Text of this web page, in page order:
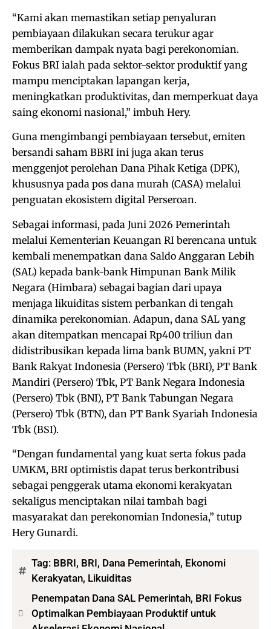
“Kami akan memastikan setiap penyaluran
pembiayaan dilakukan secara terukur agar
memberikan dampak nyata bagi perekonomian.
Fokus BRI ialah pada sektor-sektor produktif yang
mampu menciptakan lapangan kerja,
meningkatkan produktivitas, dan memperkuat daya
saing ekonomi nasional,” imbuh Hery.
Guna mengimbangi pembiayaan tersebut, emiten
bersandi saham BBRI ini juga akan terus
menggenjot perolehan Dana Pihak Ketiga (DPK),
khususnya pada pos dana murah (CASA) melalui
penguatan ekosistem digital Perseroan.
Sebagai informasi, pada Juni 2026 Pemerintah
melalui Kementerian Keuangan RI berencana untuk
kembali menempatkan dana Saldo Anggaran Lebih
(SAL) kepada bank-bank Himpunan Bank Milik
Negara (Himbara) sebagai bagian dari upaya
menjaga likuiditas sistem perbankan di tengah
dinamika perekonomian. Adapun, dana SAL yang
akan ditempatkan mencapai Rp400 triliun dan
didistribusikan kepada lima bank BUMN, yakni PT
Bank Rakyat Indonesia (Persero) Tbk (BRI), PT Bank
Mandiri (Persero) Tbk, PT Bank Negara Indonesia
(Persero) Tbk (BNI), PT Bank Tabungan Negara
(Persero) Tbk (BTN), dan PT Bank Syariah Indonesia
Tbk (BSI).
“Dengan fundamental yang kuat serta fokus pada
UMKM, BRI optimistis dapat terus berkontribusi
sebagai penggerak utama ekonomi kerakyatan
sekaligus menciptakan nilai tambah bagi
masyarakat dan perekonomian Indonesia,” tutup
Hery Gunardi.
Tag: BBRI, BRI, Dana Pemerintah, Ekonomi
Kerakyatan, Likuiditas
Penempatan Dana SAL Pemerintah, BRI Fokus
Optimalkan Pembiayaan Produktif untuk